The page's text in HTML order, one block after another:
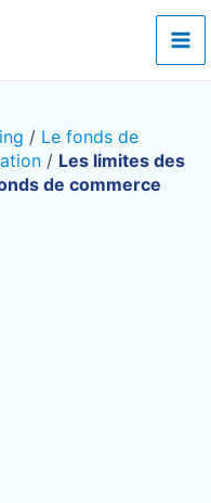
/ Le fonds de
/ Les limites des
de commerce